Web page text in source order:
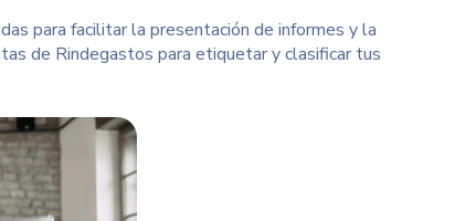
para facilitar la presentación de informes y la
de Rindegastos para etiquetar y clasificar tus